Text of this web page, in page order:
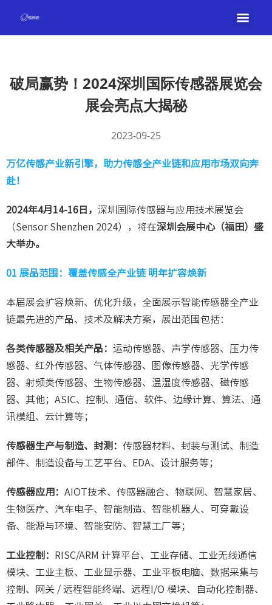
破局赢势！2024深圳国际传感器展览会
展会亮点大揭秘
2023-09-25
万亿传感产业新引擎，助力传感全产业链和应用市场双向奔
赴！
2024年4月14-16日， 深圳国际传感器与应用技术展览会
（Sensor Shenzhen 2024），将在深圳会展中心（福田）盛
大举办。
01 展品范围：覆盖传感全产业链 明年扩容焕新
本届展会扩容焕新、优化升级，全面展示智能传感器全产业
链最先进的产品、技术及解决方案，展出范围包括：
各类传感器及相关产品： 运动传感器、声学传感器、压力传
感器、红外传感器、气体传感器、图像传感器、光学传感
器、射频类传感器、生物传感器、温湿度传感器、磁传感
器、其他；ASIC、控制、通信、软件、边缘计算、算法、通
讯模组、云计算等；
传感器生产与制造、封测： 传感器材料、封装与测试、制造
部件、制造设备与工艺平台、EDA、设计服务等；
传感器应用： AIOT技术、传感器融合、物联网、智慧家居、
生物医疗、汽车电子、智能制造、智能机器人、可穿戴设
备、能源与环境、智能安防、智慧工厂等；
工业控制：
RISC/ARM 计算平台、工业存储、工业无线通信
模块、工业主板、工业显示器、工业平板电脑、数据采集与
控制、网关 / 远程智能终端、远程I/O 模块、自动化控制器、